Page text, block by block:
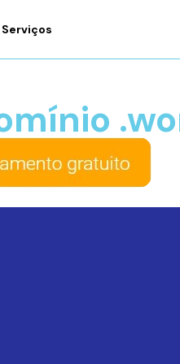
Serviços